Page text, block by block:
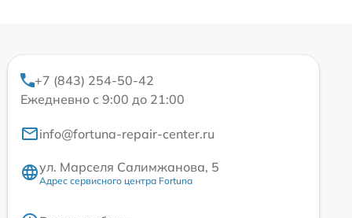
+7 (843) 254-50-42
Ежедневно с 9:00 до 21:00
info@fortuna-repair-center.ru
ул. Марселя Салимжанова, 5
Адрес сервисного центра Fortuna